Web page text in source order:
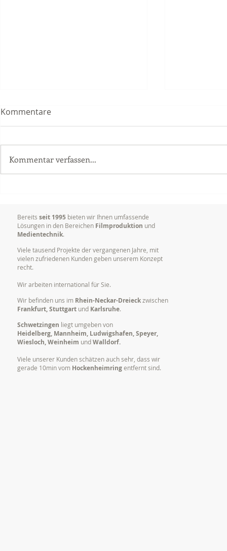
durch bewegte Bilder
Kommentare
Kommentar verfassen...
Bereits seit 1995 bieten wir Ihnen umfassende
Lösungen in den Bereichen Filmproduktion und
Medientechnik.
Viele tausend Projekte der vergangenen Jahre, mit
vielen zufriedenen Kunden geben unserem Konzept
recht.
Wir arbeiten international für Sie.
Wir befinden uns im Rhein-Neckar-Dreieckzwischen
Frankfurt, Stuttgart und Karlsruhe.
Schwetzingen liegt umgeben von
Heidelberg, Mannheim, Ludwigshafen, Speyer,
Wiesloch, Weinheim undWalldorf.
Viele unserer Kunden schätzen auch sehr, dass wir
gerade 10min vom Hockenheimringentfernt sind.